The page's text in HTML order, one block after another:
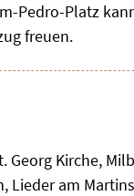
Pedro-Platz
freuen.
Georg Kirche,
Lieder am